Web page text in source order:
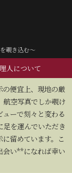
覗き込む～
人について
便宜上、現地の厳
空写真でしか覗け
ーで刻々と変わる
を運んでいただき
留めています。こ
会い**になれば幸い